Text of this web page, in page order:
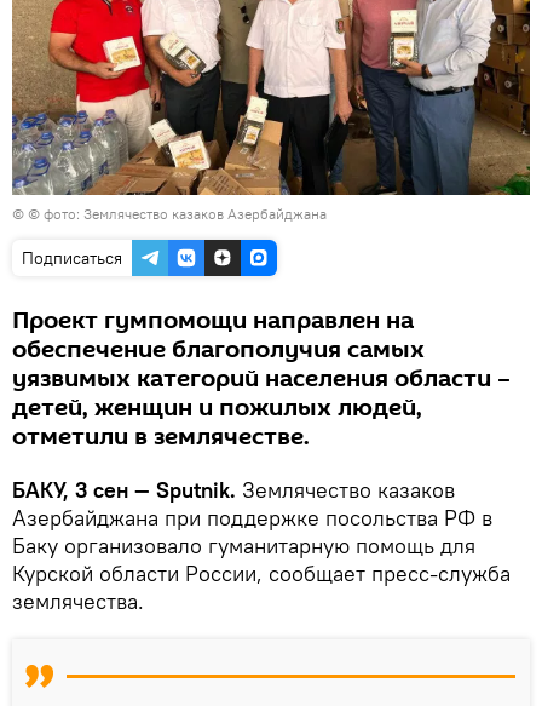
© © фото: Землячество казаков Азербайджана
Подписаться
Проект гумпомощи направлен на
обеспечение благополучия самых
уязвимых категорий населения области –
детей, женщин и пожилых людей,
отметили в землячестве.
БАКУ, 3 сен — Sputnik. Землячество казаков
Азербайджана при поддержке посольства РФ в
Баку организовало гуманитарную помощь для
Курской области России, сообщает пресс-служба
землячества.